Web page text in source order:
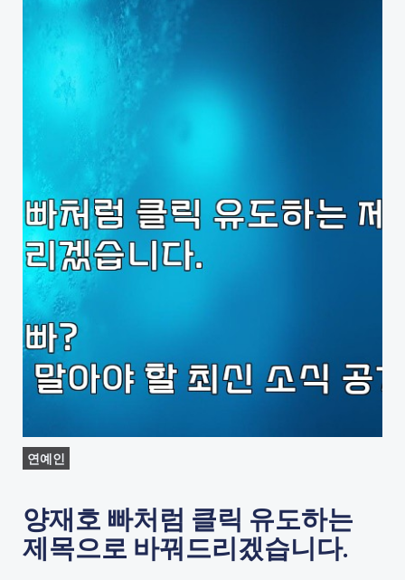
연예인
양재호 빠처럼 클릭 유도하는
제목으로 바꿔드리겠습니다.